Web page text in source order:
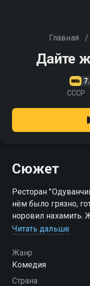
Главная /
Дайте
СССР
Сюжет
Ресторан
нём было грязно,
норовил нахамить.
друзьям удаётся
кафе
Читать дальше
Жанр
Комедия
Страна